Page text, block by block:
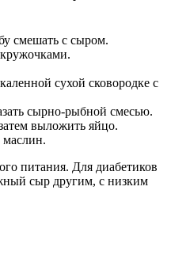
смешать с сыром.
сухой сковородке с
сырно-рыбной смесью.
выложить яйцо.
маслин.
питания. Для диабетиков
сыр другим, с низким